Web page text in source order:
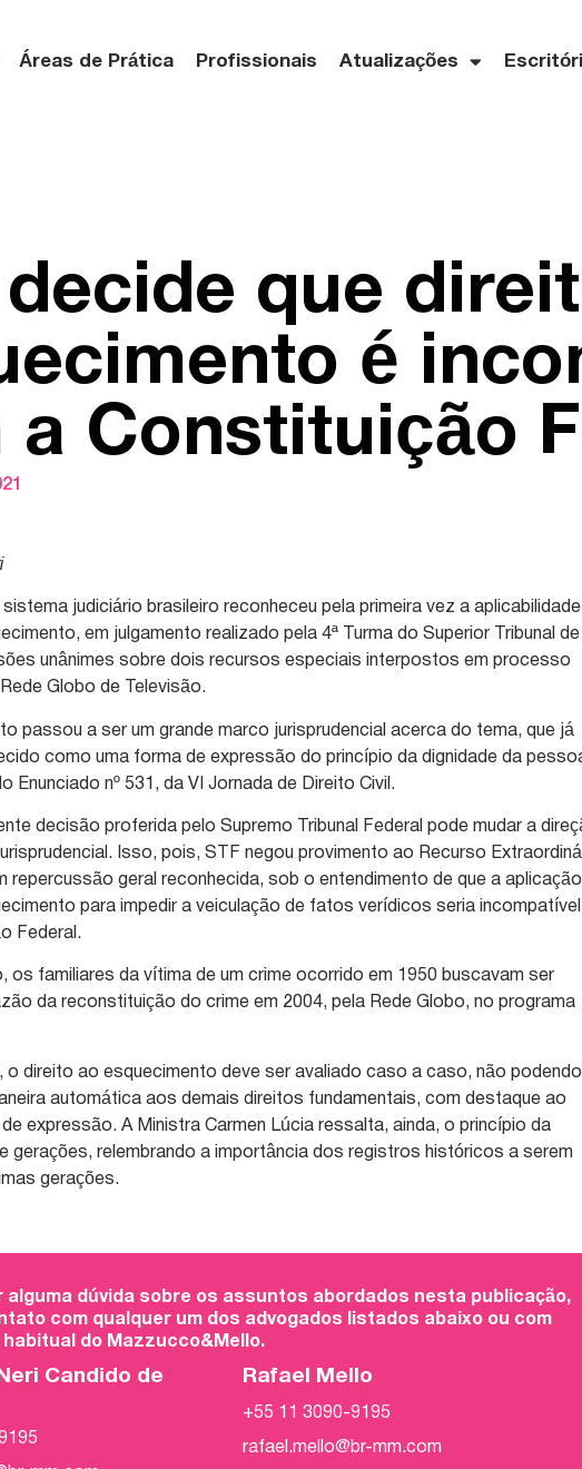
Áreas de Prática Profissionais Atualizações
decide que
é
a Constituição
judiciário brasileiro reconheceu pela primeira vez a aplicabilidade
em julgamento realizado pela 4ª Turma do Superior Tribunal de
unânimes sobre dois recursos especiais interpostos em processo
Globo de Televisão.
passou a ser um grande marco jurisprudencial acerca do tema, que já
como uma forma de expressão do princípio da dignidade da
Enunciado nº 531, da VI Jornada de Direito Civil.
decisão proferida pelo Supremo Tribunal Federal pode mudar a
Isso, pois, STF negou provimento ao Recurso
repercussão geral reconhecida, sob o entendimento de que a aplicação
para impedir a veiculação de fatos verídicos seria incompatível
Federal.
os familiares da vítima de um crime ocorrido em 1950 buscavam ser
da reconstituição do crime em 2004, pela Rede Globo, no programa
o direito ao esquecimento deve ser avaliado caso a caso, não podendo
automática aos demais direitos fundamentais, com destaque ao
expressão. A Ministra Carmen Lúcia ressalta, ainda, o princípio da
gerações, relembrando a importância dos registros históricos a serem
gerações.
alguma dúvida sobre os assuntos abordados nesta publicação,
com qualquer um dos advogados listados abaixo ou com
do Mazzucco&Mello.
Candido de
Rafael Mello
+55 11 3090-9195
rafael.mello@br-mm.com